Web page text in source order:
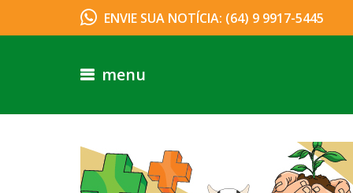
ENVIE SUA NOTÍCIA: (64) 9 9917-5445
menu